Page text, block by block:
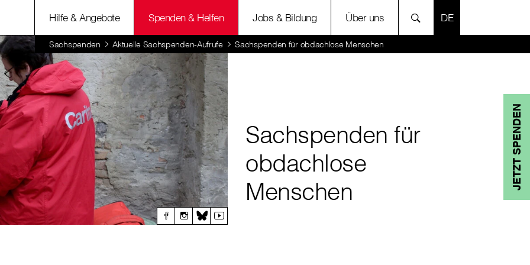
Hilfe & Angebote Spenden & Helfen Jobs & Bildung Über uns SPRACHE
Sachspenden Aktuelle Sachspenden-Aufrufe Sachspenden für obdachlose Menschen
JETZT SPENDEN
Sachspenden für
obdachlose
Menschen